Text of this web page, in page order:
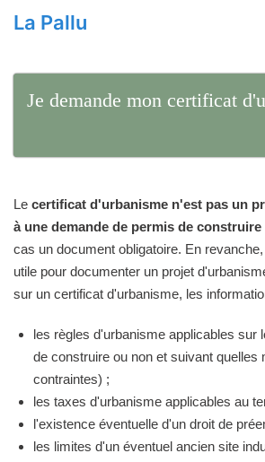
La Pallu
Je demande mon certificat
Le certificat d'urbanisme n'est pas un
à une demande de permis de construire
cas un document obligatoire. En
utile pour documenter un projet
sur un certificat d'urbanisme, les
les règles d'urbanisme applicables sur
de construire ou non et suivant quelles
contraintes) ;
les taxes d'urbanisme applicables au
l'existence éventuelle d'un droit de
les limites d'un éventuel ancien site